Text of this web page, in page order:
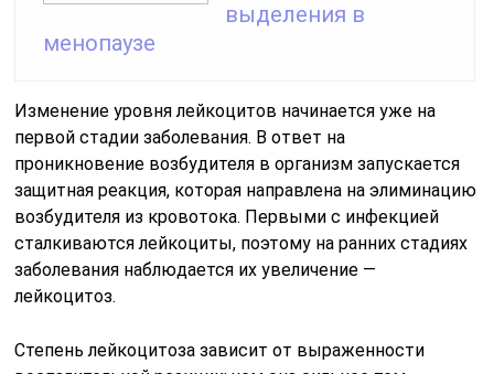
выделения в
менопаузе
Изменение уровня лейкоцитов начинается уже на
первой стадии заболевания. В ответ на
проникновение возбудителя в организм запускается
защитная реакция, которая направлена на элиминацию
возбудителя из кровотока. Первыми с инфекцией
сталкиваются лейкоциты, поэтому на ранних стадиях
заболевания наблюдается их увеличение —
лейкоцитоз.
Степень лейкоцитоза зависит от выраженности